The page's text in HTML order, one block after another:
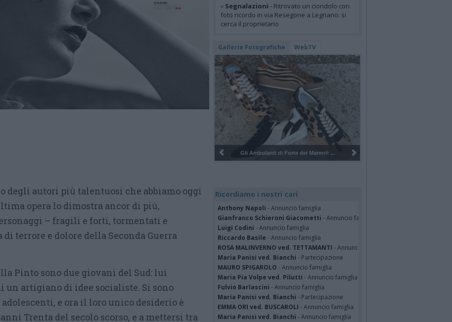
degli autori più talentuosi che abbiamo oggi
opera lo dimostra ancor di più,
– fragili e forti, tormentati e
terrore e dolore della Seconda Guerra
Pinto sono due giovani del Sud: lui
un artigiano di idee socialiste. Si sono
e ora il loro unico desiderio è
Trenta del secolo scorso, e a mettersi tra
» Segnalazioni - Ritrovato un ciondolo con
foto ricordo in via Resegone a Legnano: si
cerca il proprietario
Gallerie Fotografiche WebTV
Pulizia del bosco del Rugareto a ...
Ricordiamo i nostri cari
Anthony Napoli - Annuncio famiglia
Gianfranco Schieroni Giacometti - Annuncio famiglia
Luigi Codini - Annuncio famiglia
Riccardo Basile - Annuncio famiglia
ROSA MALINVERNO ved. TETTAMANTI - Annuncio famiglia
Maria Panisi ved. Bianchi - Partecipazione
MAURO SPIGAROLO - Annuncio famiglia
Maria Pia Volpe ved. Pilutti - Annuncio famiglia
Fulvio Barlascini - Annuncio famiglia
Maria Panisi ved. Bianchi - Partecipazione
EMMA ORI ved. BUSCAROLI - Annuncio famiglia
Maria Panisi ved. Bianchi - Annuncio famiglia